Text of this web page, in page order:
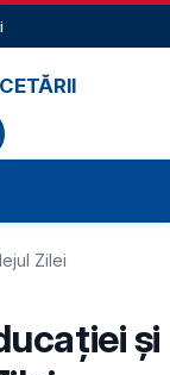
Zilei
și